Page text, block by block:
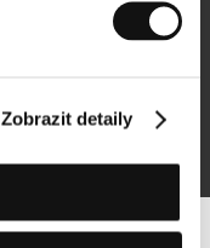
Zobrazit detaily